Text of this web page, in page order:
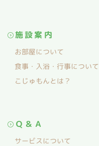
施設案内
お部屋について
食事・入浴・行事について
こじゅもんとは？
Ｑ＆Ａ
サービスについて